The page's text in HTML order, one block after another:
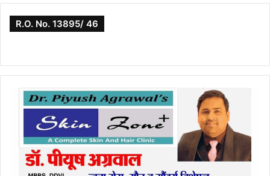
R.O. No. 13895/ 46